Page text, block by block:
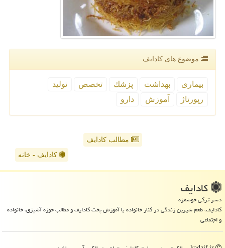
موضوع های كادایف
بیماری بهداشت پزشك تخصص
تولید
رپورتاژ
آموزش دارو
مطالب کادایف
کادایف - خانه
كادایف
دسر ترکی خوشمزه
کادایف، طعم شیرین زندگی در کنار خانواده با آموزش پخت کادایف و مطالب حوزه آشپزی، خانواده
و اجتماعی